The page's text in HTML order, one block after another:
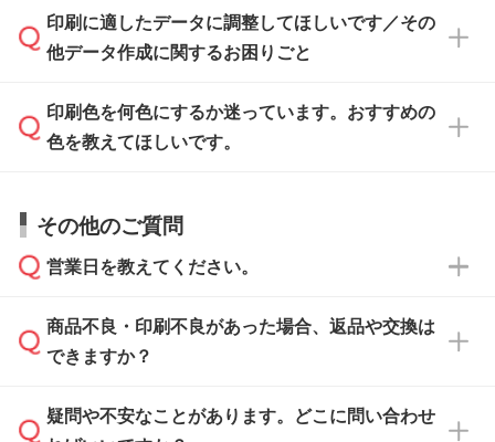
ご入稿後は経験豊富なスタッフがデータに不備
がないかチェックし、お客様と確認してから印
刷に進みますので、ご安心ください。
入稿用のテンプレートはPDF形式ですが、
IllustratorやPhotoshopで開いてご利用いただけ
方」をご確認ください。
印刷に適したデータ・解像度かどうか、担当ス
タッフが事前に確認いたします。
ムへ添付いただくか、担当スタッフ宛にメール
でお送りください。
い合わせください。
なお、印刷用データの作り方に関する詳細は、
印刷に適したデータに調整してほしいです／その
他データ作成に関するお困りごと
データ作成でお困りの際には、担当スタッフが
サポートいたしますのでお気軽にご相談くださ
から添付してお送りください。
・解像度の低いデータをトレース/調整してほ
しい
解像度の低い画像や、手書きのイラスト、写真
などを、印刷に適したベクターデータに変換し
印刷色を何色にするか迷っています。おすすめの
色を教えてほしいです。
相談いただきますと、担当スタッフがお客様の
ご希望や商品の本体色を確認し、印刷色をご提
本体色がブラック、ネイビーなど濃色の場合は
白色か淡い色の印刷色をおすすめしておりま
す。
本体色がナチュラルなど淡色の場合、印刷をく
っきりと目立たせたいときは濃い印刷色が、柔
その他のご質問
営業日を教えてください。
営業日は平日の10:00～18:00で、土日祝日はお
休みとなります。注文・見積・お問い合わせ
速やかに対応いたします。
商品不良・印刷不良があった場合、返品や交換は
できますか？
お手数をお掛けいたしますが、至急担当スタッ
疑問や不安なことがあります。どこに問い合わせ